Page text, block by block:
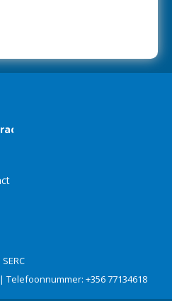
SERC
| Telefoonnummer: +356 77134618